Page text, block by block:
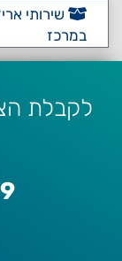
שירותי
במרכז
לקבלת